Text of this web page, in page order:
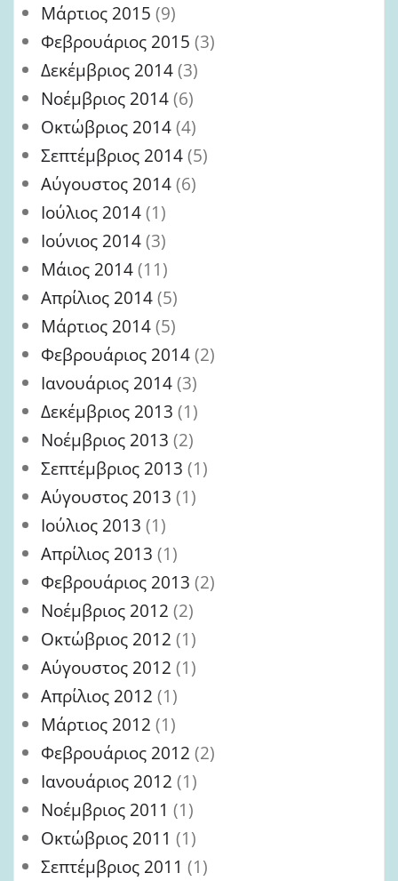
Μάρτιος 2015 (9)
Φεβρουάριος 2015 (3)
Δεκέμβριος 2014(3)
Νοέμβριος 2014(6)
Οκτώβριος 2014(4)
Σεπτέμβριος 2014(5)
Αύγουστος 2014(6)
Ιούλιος 2014(1)
Ιούνιος 2014(3)
Μάιος 2014(11)
Απρίλιος 2014(5)
Μάρτιος 2014(5)
Φεβρουάριος 2014(2)
Ιανουάριος 2014(3)
Δεκέμβριος 2013 (1)
Νοέμβριος 2013 (2)
Σεπτέμβριος 2013 (1)
Αύγουστος 2013 (1)
Ιούλιος 2013 (1)
Απρίλιος 2013 (1)
Φεβρουάριος 2013 (2)
Νοέμβριος 2012 (2)
Οκτώβριος 2012 (1)
Αύγουστος 2012 (1)
Απρίλιος 2012 (1)
Μάρτιος 2012 (1)
Φεβρουάριος 2012 (2)
Ιανουάριος 2012 (1)
Νοέμβριος 2011 (1)
Οκτώβριος 2011 (1)
Σεπτέμβριος 2011 (1)